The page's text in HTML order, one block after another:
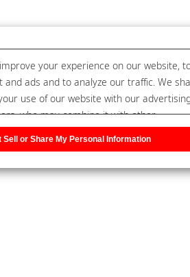
your experience on our website,
and ads and to analyze our traffic. We
use of our website with our
who may combine it with other
Sell or Share My Personal Information